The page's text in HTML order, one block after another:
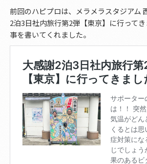
前回のハピプロは、メラメラスタジアム
2泊3日社内旅行第2弾【東京】に行って
事を書いてくれました。